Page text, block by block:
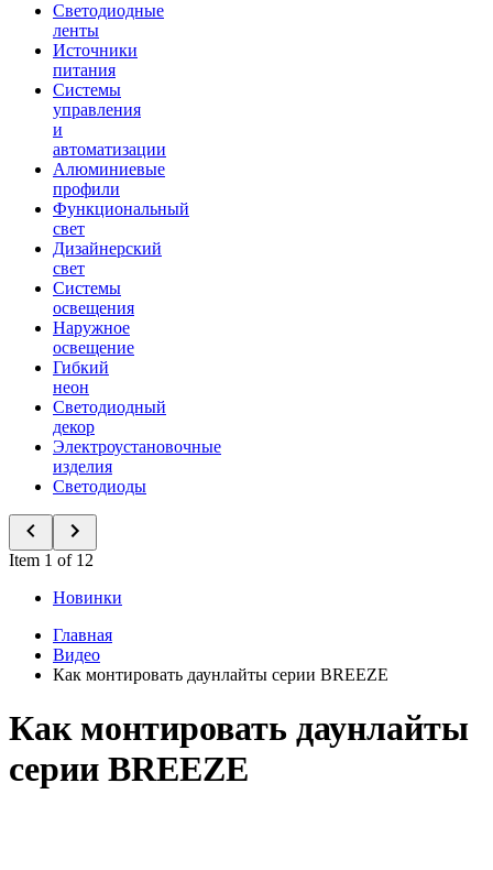
Светодиодные
ленты
Источники
питания
Системы
управления
и
автоматизации
Алюминиевые
профили
Функциональный
свет
Дизайнерский
свет
Системы
освещения
Наружное
освещение
Гибкий
неон
Светодиодный
декор
Электроустановочные
изделия
Светодиоды
Item 1 of 12
Новинки
Главная
Видео
Как монтировать даунлайты серии BREEZE
Как монтировать даунлайты
серии BREEZE